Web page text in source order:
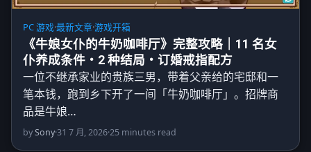
PC 游戏·最新文章·游戏开箱
《牛娘女仆的牛奶咖啡厅》完整攻略｜11 名女
仆养成条件・2 种结局・订婚戒指配方
一位不继承家业的贵族三男，带着父亲给的宅邸和一
笔本钱，跑到乡下开了一间「牛奶咖啡厅」。招牌商
品是牛娘…
bySony·31 7 月, 2026·25 minutes read